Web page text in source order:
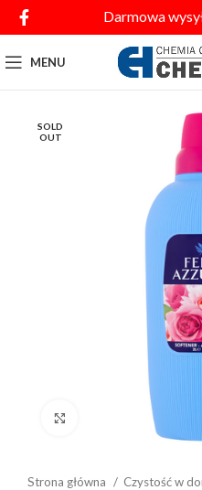
Darmowa
MENU
SOLD
OUT
Click to enlarge
Strona główna Czystość w